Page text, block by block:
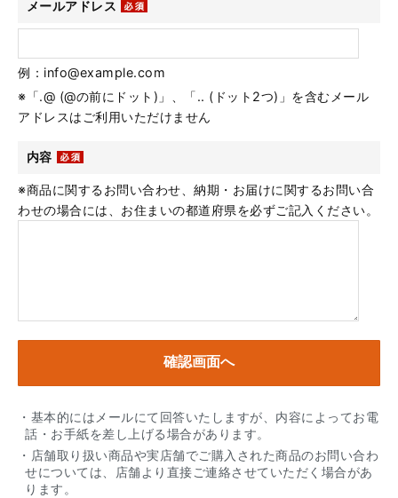
メールアドレス
例：info@example.com
※「.@ (@の前にドット)」、「.. (ドット2つ)」を含むメール
アドレスはご利用いただけません
内容
※商品に関するお問い合わせ、納期・お届けに関するお問い合
わせの場合には、お住まいの都道府県を必ずご記入ください。
・基本的にはメールにて回答いたしますが、内容によってお電
話・お手紙を差し上げる場合があります。
・店舗取り扱い商品や実店舗でご購入された商品のお問い合わ
せについては、店舗より直接ご連絡させていただく場合があ
ります。